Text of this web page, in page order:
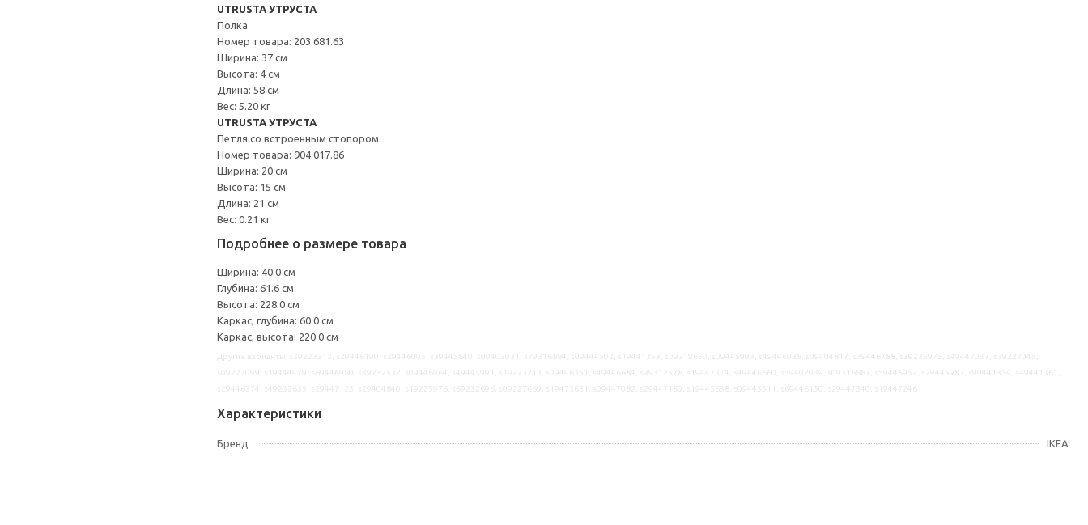
UTRUSTA УТРУСТА
Полка
Номер товара: 203.681.63
Ширина: 37 см
Высота: 4 см
Длина: 58 см
Вес: 5.20 кг
UTRUSTA УТРУСТА
Петля со встроенным стопором
Номер товара: 904.017.86
Ширина: 20 см
Высота: 15 см
Длина: 21 см
Вес: 0.21 кг
Подробнее о размере товара
Ширина: 40.0 см
Глубина: 61.6 см
Высота: 228.0 см
Каркас, глубина: 60.0 см
Каркас, высота: 220.0 см
Характеристики
Бренд IKEA